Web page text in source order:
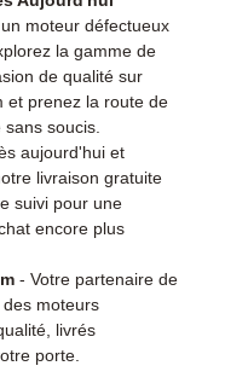
moteur défectueux
la gamme de
de qualité sur
et prenez la route de
soucis.
aujourd'hui et
livraison gratuite
suivi pour une
encore plus
- Votre partenaire de
moteurs
livrés
porte.